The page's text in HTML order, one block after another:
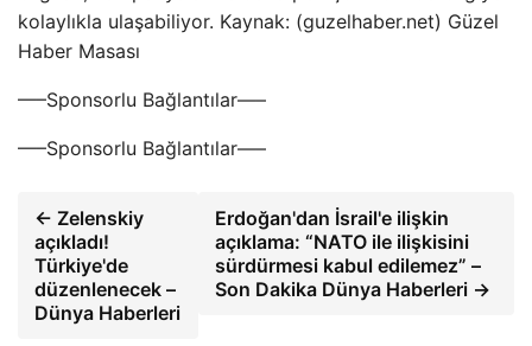
kolaylıkla ulaşabiliyor. Kaynak: (guzelhaber.net) Güzel
Haber Masası
—–Sponsorlu Bağlantılar—–
—–Sponsorlu Bağlantılar—–
← Zelenskiy
açıkladı!
Türkiye'de
düzenlenecek –
Dünya Haberleri
Erdoğan'dan İsrail'e ilişkin
açıklama: “NATO ile ilişkisini
sürdürmesi kabul edilemez” –
Son Dakika Dünya Haberleri →